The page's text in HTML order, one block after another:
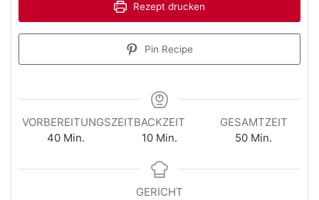
Rezept drucken
Pin Recipe
VORBEREITUNGSZEIT
40Minuten
Min.
BACKZEIT
10Minuten
Min.
GESAMTZEIT
50Minuten
Min.
GERICHT